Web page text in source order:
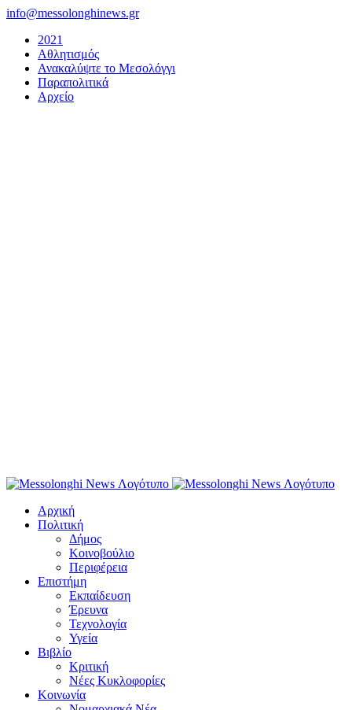
Μετάβαση
περιεχόμενο
info@messolonghinews.gr
2021
Αθλητισμός
Ανακαλύψτε το Μεσολόγγι
Παραπολιτικά
Αρχείο
Αρχική
Πολιτική
Δήμος
Κοινοβούλιο
Περιφέρεια
Επιστήμη
Εκπαίδευση
Έρευνα
Τεχνολογία
Υγεία
Βιβλίο
Κριτική
Νέες Κυκλοφορίες
Κοινωνία